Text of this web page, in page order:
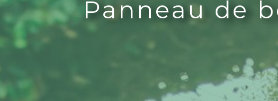
Panneau de